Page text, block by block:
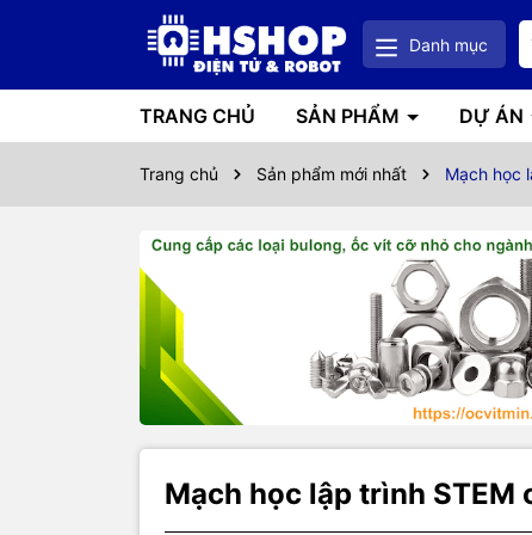
Danh mục
TRANG CHỦ SẢN PHẨM DỰ ÁN
Trang chủ Sản phẩm mới nhất Mạch học
Mạch học lập trình STEM